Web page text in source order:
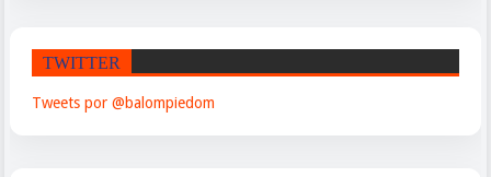
TWITTER
Tweets por @balompiedom